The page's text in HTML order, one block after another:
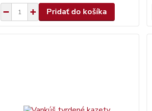
Pridať do košíka